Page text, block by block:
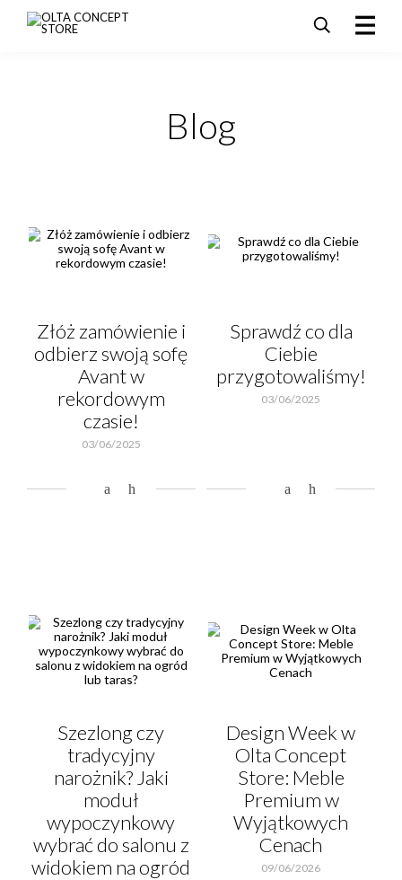
AKTUALNOŚCI I PROMOCJE
Blog
Złóż zamówienie i
odbierz swoją sofę
Avant w
rekordowym
czasie!
03/06/2025
Sprawdź co dla
Ciebie
przygotowaliśmy!
03/06/2025
Szezlong czy
tradycyjny
narożnik? Jaki
moduł
wypoczynkowy
wybrać do salonu z
widokiem na ogród
Design Week w
Olta Concept
Store: Meble
Premium w
Wyjątkowych
Cenach
09/06/2026